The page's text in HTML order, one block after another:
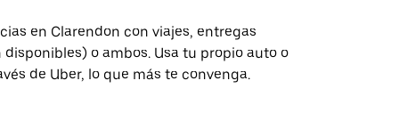
en Clarendon con viajes, entregas
o ambos. Usa tu propio auto o
de Uber, lo que más te convenga.